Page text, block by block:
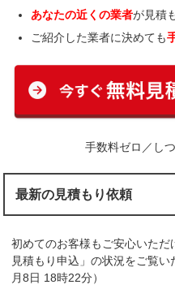
あなたの近くの業者が見積
ご紹介した業者に決めても
手数料ゼロ／し
最新の見積もり依頼
初めてのお客様もご安心いた
見積もり申込」の状況をご覧
月8日 18時22分）